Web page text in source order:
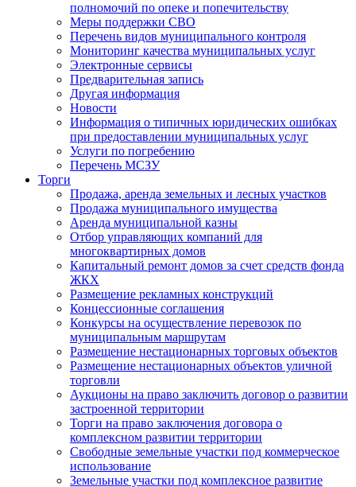
полномочий по опеке и попечительству
Меры поддержки СВО
Перечень видов муниципального контроля
Мониторинг качества муниципальных услуг
Электронные сервисы
Предварительная запись
Другая информация
Новости
Информация о типичных юридических ошибках
при предоставлении муниципальных услуг
Услуги по погребению
Перечень МСЗУ
Торги
Продажа, аренда земельных и лесных участков
Продажа муниципального имущества
Аренда муниципальной казны
Отбор управляющих компаний для
многоквартирных домов
Капитальный ремонт домов за счет средств фонда
ЖКХ
Размещение рекламных конструкций
Концессионные соглашения
Конкурсы на осуществление перевозок по
муниципальным маршрутам
Размещение нестационарных торговых объектов
Размещение нестационарных объектов уличной
торговли
Аукционы на право заключить договор о развитии
застроенной территории
Торги на право заключения договора о
комплексном развитии территории
Свободные земельные участки под коммерческое
использование
Земельные участки под комплексное развитие